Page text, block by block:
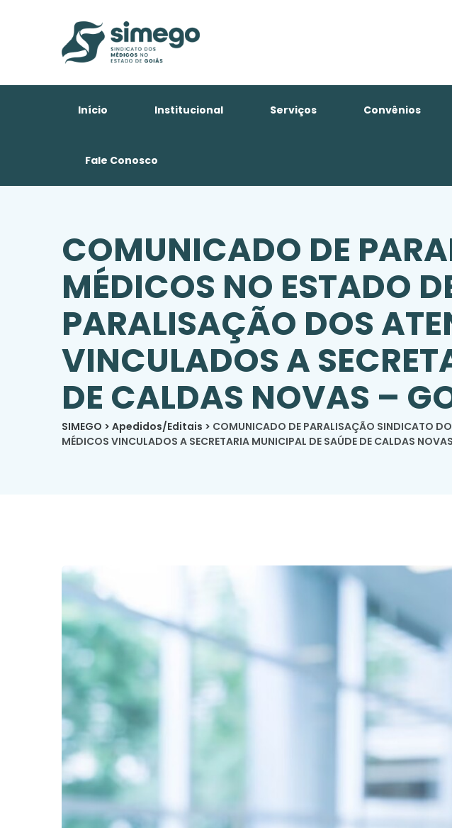
Início Institucional Serviços Convênios
Fale Conosco
COMUNICADO DE
MÉDICOS NO ESTADO
PARALISAÇÃO DOS
VINCULADOS A
DE CALDAS NOVAS –
SIMEGO > Apedidos/Editais > COMUNICADO DE PARALISAÇÃO SINDICATO
MÉDICOS VINCULADOS A SECRETARIA MUNICIPAL DE SAÚDE DE CALDAS